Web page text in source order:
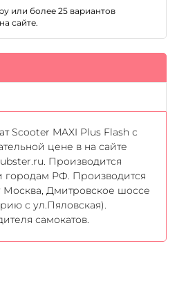
или более 25 вариантов
сайте.
Scooter MAXI Plus Flash с
цене в на сайте
Производится
городам РФ. Производится
Москва, Дмитровское шоссе
с ул.Пяловская).
самокатов.